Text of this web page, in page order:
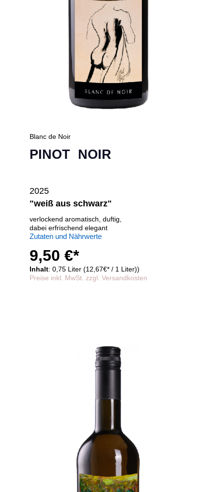
Blanc de Noir
PINOT NOIR
2025
"weiß aus schwarz"
verlockend aromatisch, duftig,
dabei erfrischend elegant
Zutaten und Nährwerte
9,50 €*
Inhalt: 0,75 Liter (12,67€* / 1 Liter))
Preise inkl. MwSt. zzgl. Versandkosten